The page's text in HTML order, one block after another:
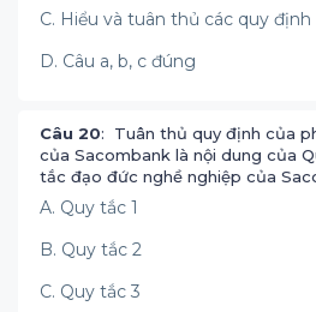
C. Hiểu và tuân thủ các quy
D. Câu a, b, c đúng
Câu 20: Tuân thủ quy định của
của Sacombank là nội dung của
tắc đạo đức nghề nghiệp của
A. Quy tắc 1
B. Quy tắc 2
C. Quy tắc 3